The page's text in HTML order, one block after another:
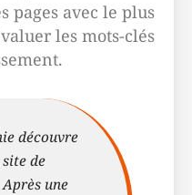
pages avec le plus
les mots-clés
découvre
de
une